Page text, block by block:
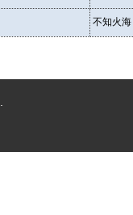
不知火